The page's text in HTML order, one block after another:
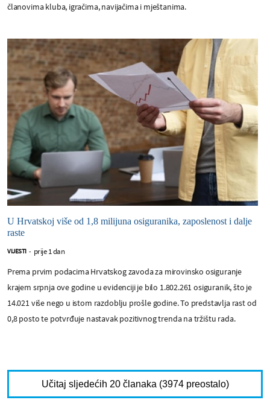
članovima kluba, igračima, navijačima i mještanima.
U Hrvatskoj više od 1,8 milijuna osiguranika, zaposlenost i dalje
raste
VIJESTI - prije 1 dan
Prema prvim podacima Hrvatskog zavoda za mirovinsko osiguranje
krajem srpnja ove godine u evidenciji je bilo 1.802.261 osiguranik, što je
14.021 više nego u istom razdoblju prošle godine. To predstavlja rast od
0,8 posto te potvrđuje nastavak pozitivnog trenda na tržištu rada.
Učitaj sljedećih 20 članaka (3974 preostalo)